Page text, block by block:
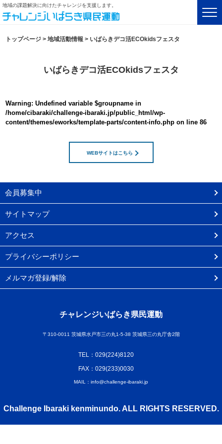
地域の課題解決に向けたチャレンジを支援します。
トップページ >地域活動情報 > いばらきデコ活ECOkidsフェスタ
いばらきデコ活ECOkidsフェスタ
Warning: Undefined variable $groupname in
/home/cibaraki/challenge-ibaraki.jp/public_html/wp-
content/themes/eworks/template-parts/content-info.php on line86
WEBサイトはこちら
会員募集中
サイトマップ
アクセス
プライバシーポリシー
メルマガ登録/解除
チャレンジいばらき県民運動
〒310-0011 茨城県水戸市三の丸1-5-38 茨城県三の丸庁舎2階
TEL：029(224)8120
FAX：029(233)0030
MAIL：info@challenge-ibaraki.jp
Challenge Ibaraki kenminundo. ALL RIGHTS RESERVED.